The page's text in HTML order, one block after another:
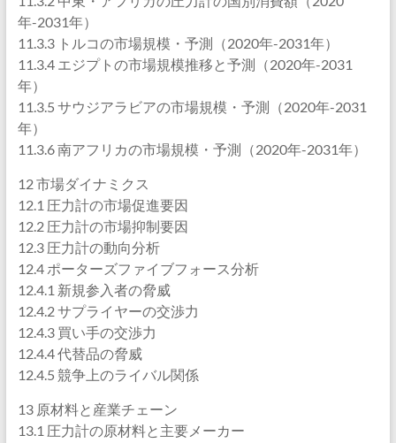
年-2031年）
11.3.3 トルコの市場規模・予測（2020年-2031年）
11.3.4 エジプトの市場規模推移と予測（2020年-2031
年）
11.3.5 サウジアラビアの市場規模・予測（2020年-2031
年）
11.3.6 南アフリカの市場規模・予測（2020年-2031年）
12 市場ダイナミクス
12.1 圧力計の市場促進要因
12.2 圧力計の市場抑制要因
12.3 圧力計の動向分析
12.4 ポーターズファイブフォース分析
12.4.1 新規参入者の脅威
12.4.2 サプライヤーの交渉力
12.4.3 買い手の交渉力
12.4.4 代替品の脅威
12.4.5 競争上のライバル関係
13 原材料と産業チェーン
13.1 圧力計の原材料と主要メーカー